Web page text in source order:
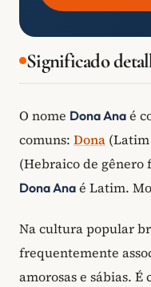
Significado
O nome Dona Ana é
comuns: Dona
(Hebraico de gênero
Dona Ana é Latim.
Na cultura popular
frequentemente
amorosas e sábias.